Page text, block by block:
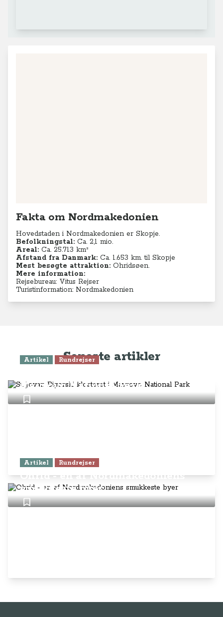
Fakta om Nordmakedonien
Hovedstaden i Nordmakedonien er Skopje.
Befolkningstal: Ca. 2,1 mio.
Areal: Ca. 25.713 km²
Afstand fra Danmark: Ca. 1.653 km. til Skopje
Mest besøgte attraktion: Ohridsøen.
Mere information:
Rejsebureau: Vitus Rejser
Turistinformation: Nordmakedonien
Seneste artikler
Artikel Rundrejser
Mavrovo National Park
Artikel Rundrejser
Ohrid - en af Nordmakedoniens
smukkeste byer